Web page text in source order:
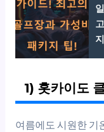
1) 홋카이도
여름에도 시원한 기